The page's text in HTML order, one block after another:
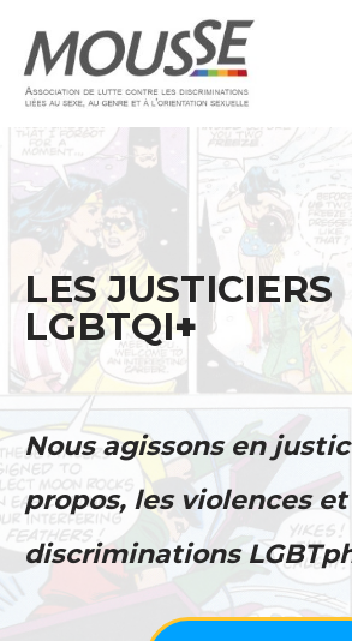
Aller
au
contenu
LES JUSTICIERS
LGBTQI+
Nous agissons en
propos, les violences
discriminations